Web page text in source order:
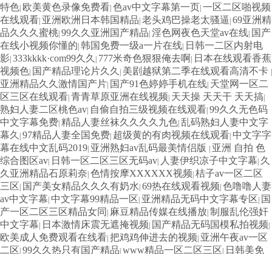
特色| 欧美黄色录像免费看| 色av中文字幕第一页| 一区二区啪视频
在线观看| 亚洲欧洲日本韩国精品| 老头鸡巴操老太骚逼 | 69亚洲精
品久久久蜜桃| 99久久亚洲国产精品| 淫色网夜色天堂av在线| 国产
在线小视频你懂的| 韩国免费一级a一片在线| 日韩一二区内射电
影| 333kkkk·com99久久 | 777米奇色狠狠俺去啊| 日本在线观看香蕉
视频色| 国产精品理论片久久 | 美剧越狱第二季在线观看高清不卡 |
亚洲精品久久激情国产片| 国产91色婷婷手机在线| 天堂网一区二
区三区在线观看| 青青草原亚洲在线视频| 天天操 天天干 天天搞|
熟妇人妻二区桃色av| 自偷自拍三级视频在线观看| 99久久无色码
中文字幕免费| 精品人妻丝袜久久久久九色| 乱码熟妇人妻中文字
幕久 | 97精品人妻全国免费| 超级黄的有肉视频在线观看| 中文字字
幕在线中文乱码2019| 亚洲熟妇av乱码最美情侣版 | 亚洲 自拍 色
综合图区av| 日韩一区二区三区无码av| 人妻伊织凉子中文字幕| 久
久亚洲精品石原莉奈| 色情按摩XXXXXX视频| 桔子av一区二区
三区| 国产美女精品久久久有奶水| 69热在线观看视频| 色噜噜人妻
av中文字幕| 中文字幕99精品一区| 亚洲精品无码中文字幕专区| 国
产一区二区三区精品女同 | 麻豆精品传媒在线播放| 制服乱伦强奸
中文字幕| 日本激情床震无遮掩视频| 国产精品无码国模私拍视频|
欧美成人免费观看在线看| 把鸡鸡伸进去的视频| 亚洲午夜av一区
二区| 99久久热只有国产精品| www精品一区二区三区| 日韩美免